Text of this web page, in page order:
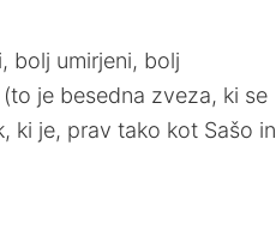
bolj umirjeni, bolj
je besedna zveza, ki se
ki je, prav tako kot Sašo in